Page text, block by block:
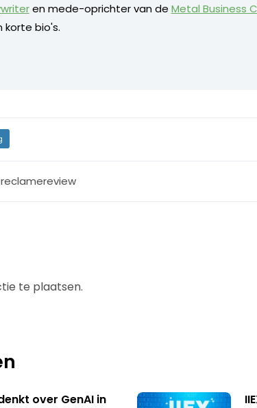
en mede-oprichter van de Metal Business
korte bio's.
reclamereview
te plaatsen.
over GenAI in